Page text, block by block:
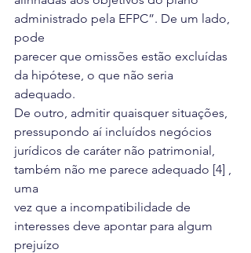
administrado pela EFPC”. De um lado,
pode
parecer que omissões estão excluídas
da hipótese, o que não seria
adequado.
De outro, admitir quaisquer situações,
pressupondo aí incluídos negócios
jurídicos de caráter não patrimonial,
também não me parece adequado [4] ,
uma
vez que a incompatibilidade de
interesses deve apontar para algum
prejuízo